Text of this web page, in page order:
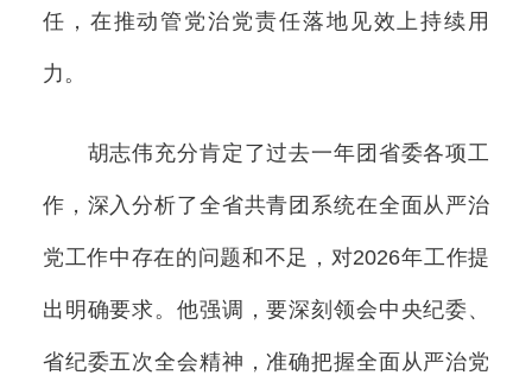
任，在推动管党治党责任落地见效上持续用
力。
胡志伟充分肯定了过去一年团省委各项工
作，深入分析了全省共青团系统在全面从严治
党工作中存在的问题和不足，对2026年工作提
出明确要求。他强调，要深刻领会中央纪委、
省纪委五次全会精神，准确把握全面从严治党